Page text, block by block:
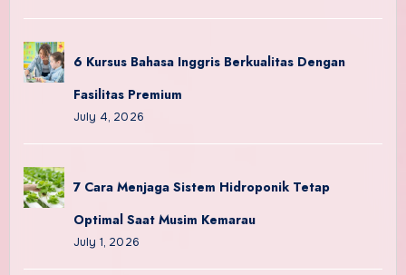
6 Kursus Bahasa Inggris Berkualitas Dengan
Fasilitas Premium
July 4, 2026
7 Cara Menjaga Sistem Hidroponik Tetap
Optimal Saat Musim Kemarau
July 1, 2026